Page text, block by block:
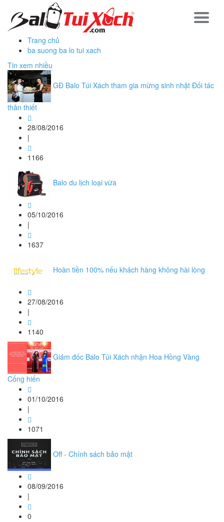
Trang chủ
ba suong ba lo tui xach
Tin xem nhiều
GĐ Balo Túi Xách tham gia mừng sinh nhật Đối tác
thân thiết
28/08/2016
|
1166
Balo du lịch loại vừa
05/10/2016
|
1637
Hoàn tiền 100% nếu khách hàng không hài lòng
27/08/2016
|
1140
Giám đốc Balo Túi Xách nhận Hoa Hồng Vàng
Cống hiến
01/10/2016
|
1071
Off - Chính sách bảo mật
08/09/2016
|
0